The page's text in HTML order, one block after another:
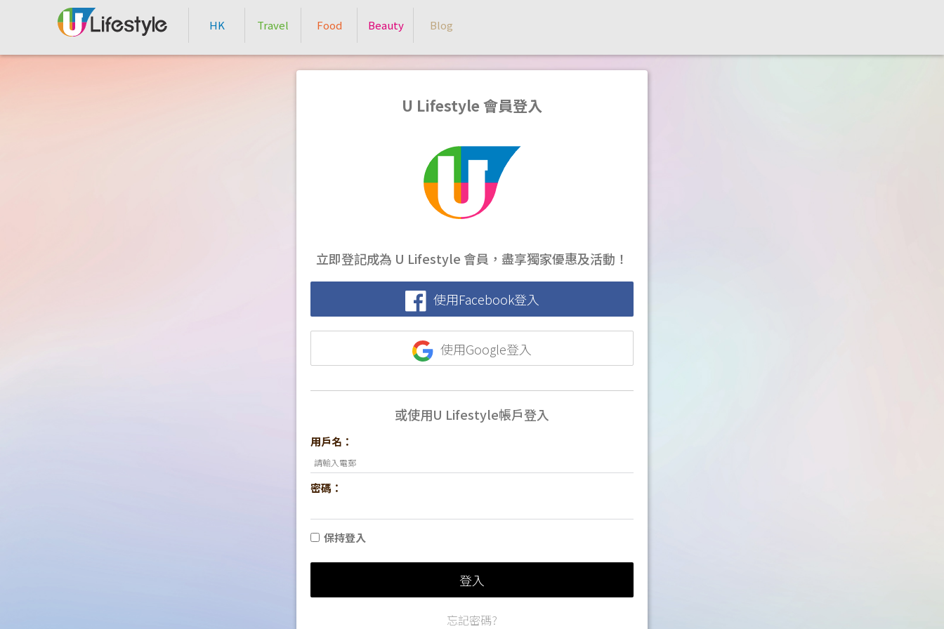
HK Travel Food Beauty Blog
U Lifestyle 會員登入
立即登記成為 U Lifestyle 會員，盡享獨家優惠及活動！
使用Facebook登入
使用Google登入
或使用U Lifestyle帳戶登入
用戶名：
密碼：
保持登入
登入
忘記密碼?